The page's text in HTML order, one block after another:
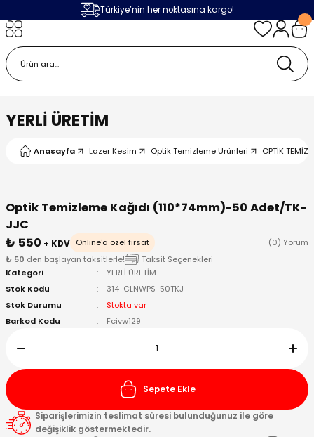
Türkiye’nin her noktasına kargo!
YERLİ ÜRETİM
Anasayfa Lazer Kesim Optik Temizleme Ürünleri OPTİK
Optik Temizleme Kağıdı (110*74mm)-50 Adet/TK-
JJC
₺ 550 + KDV Online'a özel fırsat
(0) Yorum
₺ 50 den başlayan taksitlerle!
Taksit Seçenekleri
Kategori
YERLİ ÜRETİM
Stok Kodu
314-CLNWPS-50TKJ
Stok Durumu
Stokta var
Barkod Kodu
Fcivw129
Sepete Ekle
Siparişlerimizin teslimat süresi bulunduğunuz ile göre
değişiklik göstermektedir.
Geri Dön
Parçaları
Ürünleri
Geri Dön
Camları
Geri Dön
Geri Dön